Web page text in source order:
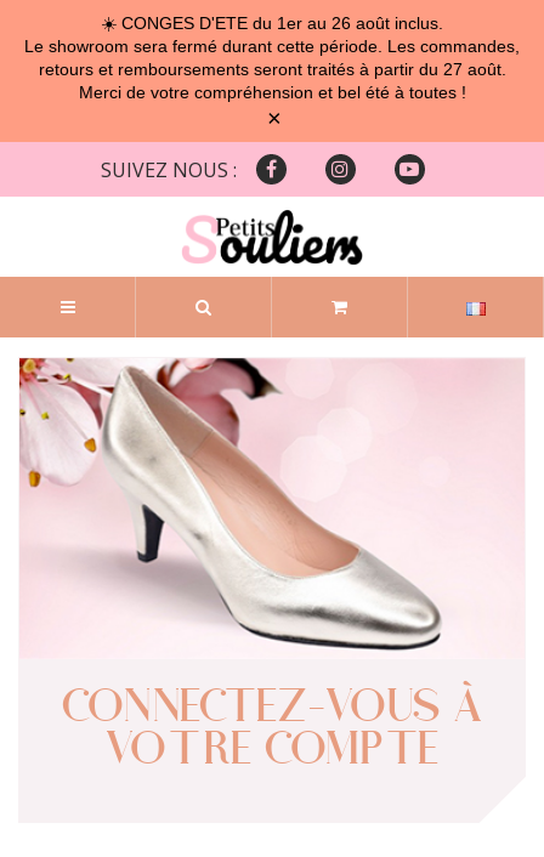
☀️ CONGES D'ETE du 1er au 26 août inclus.
Le showroom sera fermé durant cette période. Les commandes,
retours et remboursements seront traités à partir du 27 août.
Merci de votre compréhension et bel été à toutes !
×
SUIVEZ NOUS :
CONNECTEZ-VOUS À
VOTRE COMPTE